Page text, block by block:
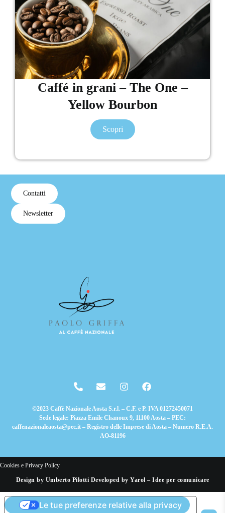
Caffé in grani – The One –
Yellow Bourbon
Scopri
Contatti
Newsletter
©2023 Caffè Nazionale Aosta S.r.l. – C.F. e P. IVA 01272450071
Sede legale: Piazza Emile Chanoux 9, 11100 Aosta – PEC:
caffenazionaleaosta@pec.it – Registro delle Imprese di Aosta – Numero R.E.A.
AO-81196
Cookies e Privacy Policy
Design by Umberto Pilotti Developed by Yarol – Idee per comunicare
Le tue preferenze relative alla privacy